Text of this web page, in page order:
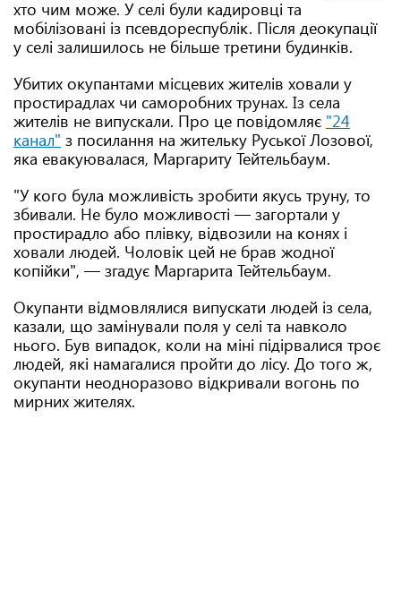
хто чим може. У селі були кадировці та
мобілізовані із псевдореспублік. Після деокупації
у селі залишилось не більше третини будинків.
Убитих окупантами місцевих жителів ховали у
простирадлах чи саморобних трунах. Із села
жителів не випускали. Про це повідомляє "24
канал" з посилання на жительку Руської Лозової,
яка евакуювалася, Маргариту Тейтельбаум.
"У кого була можливість зробити якусь труну, то
збивали. Не було можливості — загортали у
простирадло або плівку, відвозили на конях і
ховали людей. Чоловік цей не брав жодної
копійки", — згадує Маргарита Тейтельбаум.
Окупанти відмовлялися випускати людей із села,
казали, що замінували поля у селі та навколо
нього. Був випадок, коли на міні підірвалися троє
людей, які намагалися пройти до лісу. До того ж,
окупанти неодноразово відкривали вогонь по
мирних жителях.